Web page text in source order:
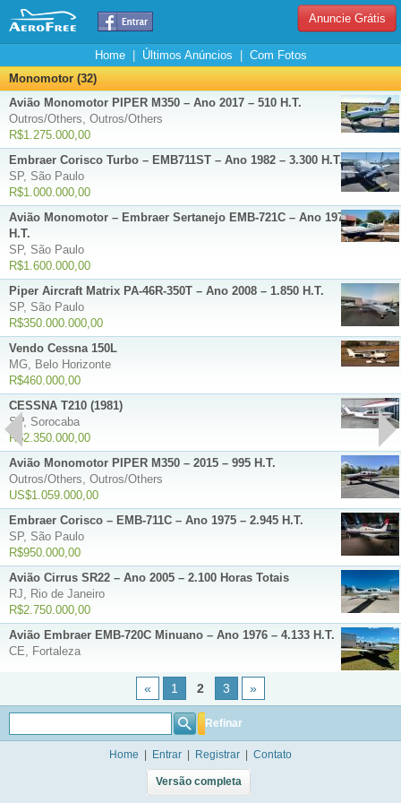
Anuncie Grátis
Home| Últimos Anúncios
Com Fotos
Monomotor (32)
Avião Monomotor PIPER M350 – Ano 2017 – 510 H.T.
Outros/Others, Outros/Others
R$1.275.000,00
Embraer Corisco Turbo – EMB711ST – Ano 1982 – 3.300 H.T.
SP, São Paulo
R$1.000.000,00
Avião Monomotor – Embraer Sertanejo EMB-721C – Ano 1979 – 3.089
H.T.
SP, São Paulo
R$1.600.000,00
Piper Aircraft Matrix PA-46R-350T – Ano 2008 – 1.850 H.T.
SP, São Paulo
R$350.000.000,00
Vendo Cessna 150L
MG, Belo Horizonte
R$460.000,00
CESSNA T210 (1981)
SP, Sorocaba
R$2.350.000,00
Avião Monomotor PIPER M350 – 2015 – 995 H.T.
Outros/Others, Outros/Others
US$1.059.000,00
Embraer Corisco – EMB-711C – Ano 1975 – 2.945 H.T.
SP, São Paulo
R$950.000,00
Avião Cirrus SR22 – Ano 2005 – 2.100 Horas Totais
RJ, Rio de Janeiro
R$2.750.000,00
Avião Embraer EMB-720C Minuano – Ano 1976 – 4.133 H.T.
CE, Fortaleza
« 1 2 3 »
Refinar
Home Entrar Registrar Contato
Versão completa